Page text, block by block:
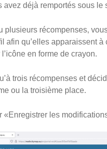
avez déjà remportés sous le
plusieurs récompenses,
afin qu’elles apparaissent à
en forme de crayon.
trois récompenses et
ou la troisième place.
«Enregistrer les